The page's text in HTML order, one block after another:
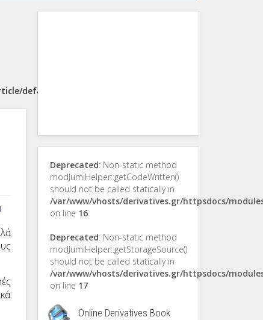
default.php
Deprecated: Non-static method
modJumiHelper::getCodeWritten()
should not be called statically in
/var/www/vhosts/derivatives.gr/httpsdocs/
on line 16
Deprecated: Non-static method
modJumiHelper::getStorageSource()
should not be called statically in
/var/www/vhosts/derivatives.gr/httpsdocs/
on line 17
Online Derivatives Book